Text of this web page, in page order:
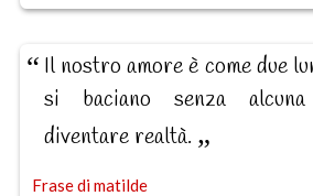
Il nostro amore è come due
si baciano senza
diventare realtà.
Frase di matilde